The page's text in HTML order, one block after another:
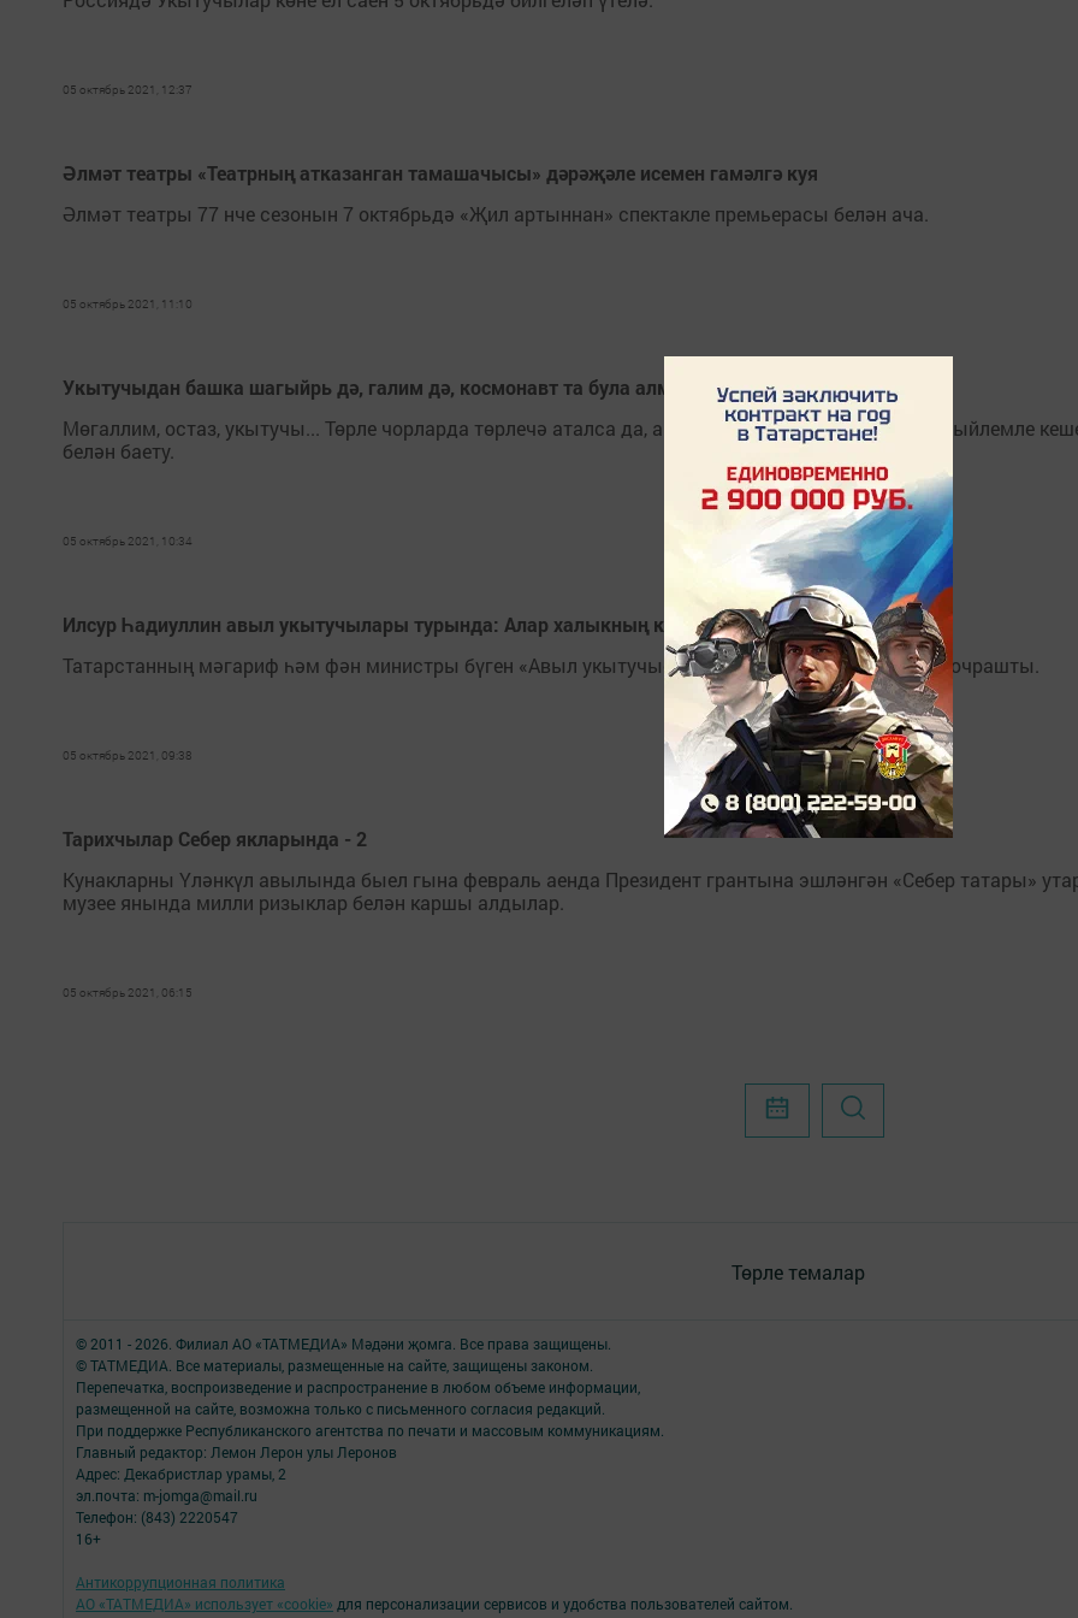
05 октябрь 2021, 12:37
Әлмәт театры «Театрның атказанган тамашачысы» дәрәҗәле исемен гамәлгә куя
Әлмәт театры 77 нче сезонын 7 октябрьдә «Җил артыннан» спектакле премьерасы белән ача.
05 октябрь 2021, 11:10
Укытучыдан башка шагыйрь дә, галим дә, космонавт та була алмый
Мөгаллим, остаз, укытучы... Төрле чорларда төрлечә аталса да, аның максаты бер – киләчәкне гыйлемле
белән баету.
05 октябрь 2021, 10:34
Илсур Һадиуллин авыл укытучылары турында: Алар халыкның күз алдында тора
Татарстанның мәгариф һәм фән министры бүген «Авыл укытучысы» бәйгесе җиңүчеләре белән очрашты.
05 октябрь 2021, 09:38
Тарихчылар Себер якларында - 2
Кунакларны Үләнкүл авылында быел гына февраль аенда Президент грантына эшләнгән «Себер татары»
музее янында милли ризыклар белән каршы алдылар.
05 октябрь 2021, 06:15
Төрле темалар
© 2011 - 2026. Филиал АО «ТАТМЕДИА» Мәдәни җомга. Все права защищены.
© ТАТМЕДИА. Все материалы, размещенные на сайте, защищены законом.
Перепечатка, воспроизведение и распространение в любом объеме информации,
размещенной на сайте, возможна только с письменного согласия редакций.
При поддержке Республиканского агентства по печати и массовым коммуникациям.
Главный редактор: Лемон Лерон улы Леронов
Адрес: Декабристлар урамы, 2
эл.почта: m-jomga@mail.ru
Телефон: (843) 2220547
16+
Антикоррупционная политика
АО «ТАТМЕДИА» использует «cookie» для персонализации сервисов и удобства пользователей сайтом.